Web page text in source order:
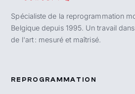
Spécialiste de la reprogrammation
Belgique depuis 1995. Un travail
de l'art : mesuré et maîtrisé.
REPROGRAMMATION